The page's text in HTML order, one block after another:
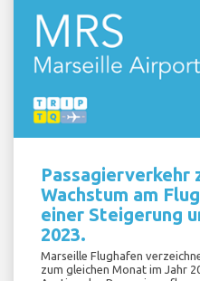
Wachstum am
einer Steigerung
2023.
Marseille Flughafen
zum gleichen Monat im Jahr